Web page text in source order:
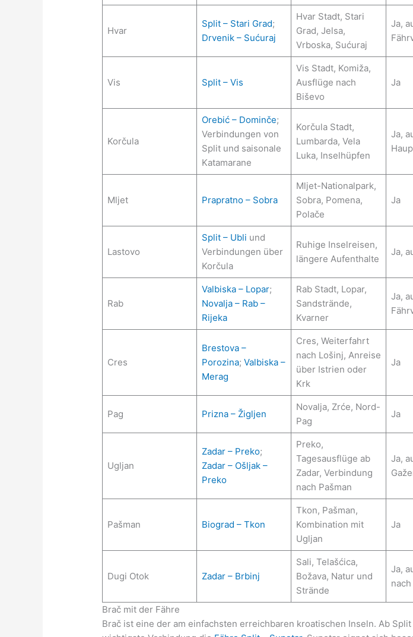
Hvar
Split – Stari Grad;
Drvenik – Sućuraj
Hvar Stadt, Stari
Grad, Jelsa,
Vrboska, Sućuraj
Ja,
Vis Split – Vis
Vis Stadt, Komiža,
Ausflüge nach
Biševo
Ja
Korčula
Orebić – Dominče;
Verbindungen von
Split und saisonale
Katamarane
Korčula Stadt,
Lumbarda, Vela
Luka, Inselhüpfen
Ja,
Mljet Prapratno – Sobra
Mljet-Nationalpark,
Sobra, Pomena,
Polače
Ja
Lastovo
Split – Ubli und
Verbindungen über
Korčula
Ruhige Inselreisen,
längere Aufenthalte
Ja,
Rab
Valbiska – Lopar;
Novalja – Rab –
Rijeka
Rab Stadt, Lopar,
Sandstrände,
Kvarner
Ja,
Cres
Brestova –
Porozina; Valbiska –
Merag
Cres, Weiterfahrt
nach Lošinj, Anreise
über Istrien oder
Krk
Ja
Pag Prizna – Žigljen
Novalja, Zrće, Nord-
Pag
Ja
Ugljan
Zadar – Preko;
Zadar – Ošljak –
Preko
Preko,
Tagesausflüge ab
Zadar, Verbindung
nach Pašman
Ja,
Pašman Biograd – Tkon
Tkon, Pašman,
Kombination mit
Ugljan
Ja
Dugi Otok Zadar – Brbinj
Sali, Telašćica,
Božava, Natur und
Strände
Ja,
Brač mit der Fähre
Brač ist eine der am einfachsten erreichbaren kroatischen Inseln. Ab